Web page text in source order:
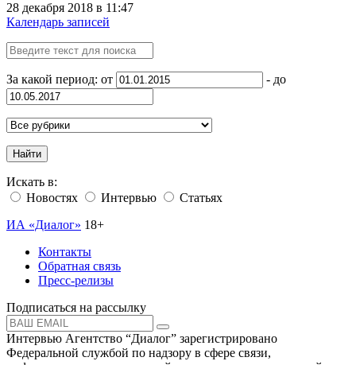
28 декабря 2018 в 11:47
Календарь записей
За какой период: от - до
Найти
Искать в:
Новостях
Интервью
Статьях
ИА «Диалог» 18+
Контакты
Обратная связь
Пресс-релизы
Подписаться на рассылку
Интервью Агентство “Диалог” зарегистрировано
Федеральной службой по надзору в сфере связи,